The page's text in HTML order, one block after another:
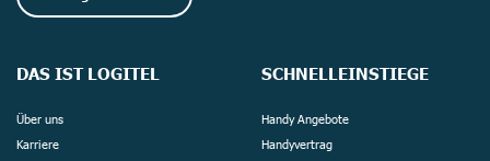
DAS IST LOGITEL
Über uns
Karriere
SCHNELLEINSTIEGE
Handy Angebote
Handyvertrag